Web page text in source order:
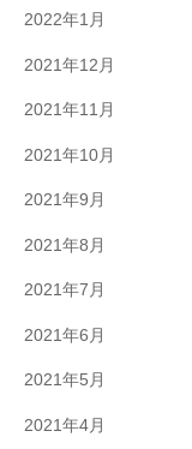
2022年1月
2021年12月
2021年11月
2021年10月
2021年9月
2021年8月
2021年7月
2021年6月
2021年5月
2021年4月